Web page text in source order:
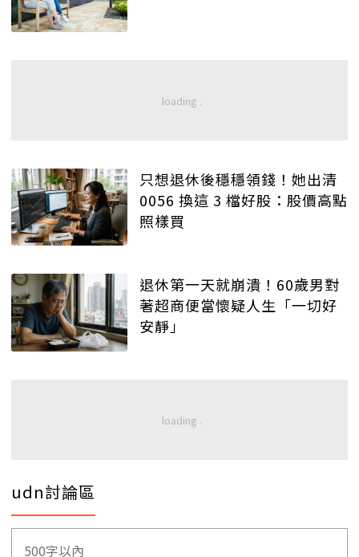
只想退休後穩穩領錢！她出清
0056 換這 3 檔好股：股價高點
照樣買
退休第一天就崩潰！60歲男對
著超商便當懷疑人生「一切好
安靜」
udn討論區